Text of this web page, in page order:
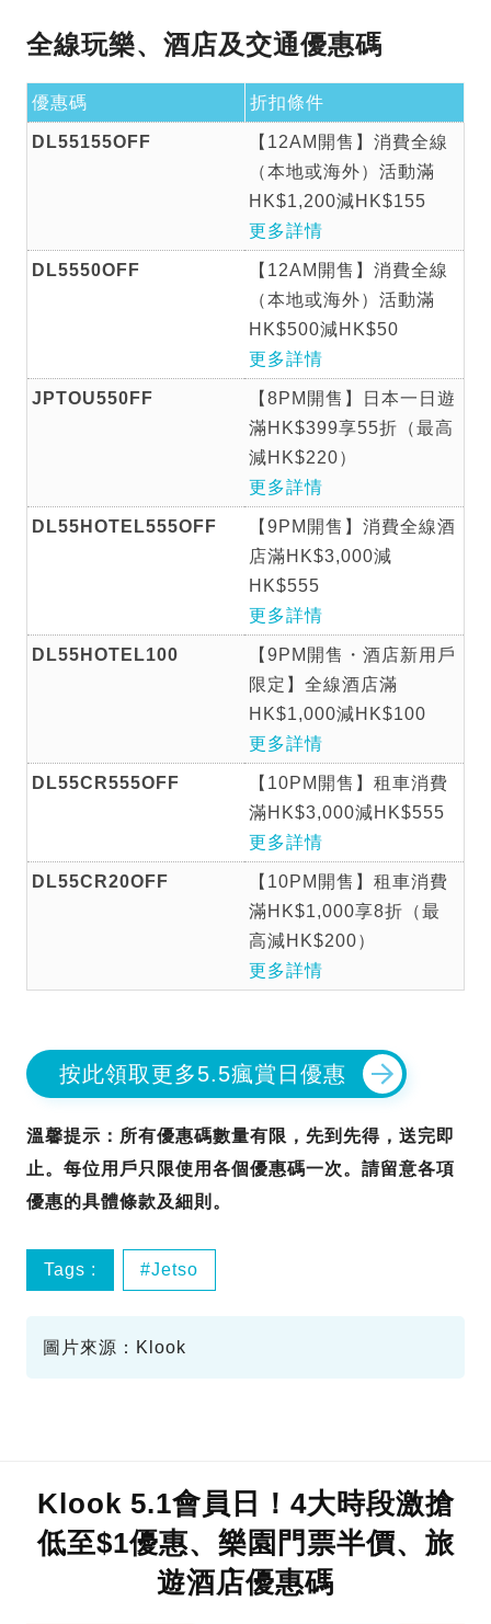
全線玩樂、酒店及交通優惠碼
優惠碼 折扣條件
DL55155OFF
【12AM開售】消費全線
（本地或海外）活動滿
HK$1,200減HK$155
更多詳情
DL5550OFF
【12AM開售】消費全線
（本地或海外）活動滿
HK$500減HK$50
更多詳情
JPTOU550FF
【8PM開售】日本一日遊
滿HK$399享55折（最高
減HK$220）
更多詳情
DL55HOTEL555OFF
【9PM開售】消費全線酒
店滿HK$3,000減
HK$555
更多詳情
DL55HOTEL100
【9PM開售・酒店新用戶
限定】全線酒店滿
HK$1,000減HK$100
更多詳情
DL55CR555OFF
【10PM開售】租車消費
滿HK$3,000減HK$555
更多詳情
DL55CR20OFF
【10PM開售】租車消費
滿HK$1,000享8折（最
高減HK$200）
更多詳情
按此領取更多5.5瘋賞日優惠
溫馨提示：所有優惠碼數量有限，先到先得，送完即
止。每位用戶只限使用各個優惠碼一次。請留意各項
優惠的具體條款及細則。
Tags : Jetso
圖片來源：Klook
Klook 5.1會員日！4大時段激搶
低至$1優惠、樂園門票半價、旅
遊酒店優惠碼